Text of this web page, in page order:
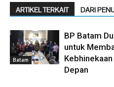
ARTIKEL TERKAIT DARI
Batam
BP Batam
untuk
Depan